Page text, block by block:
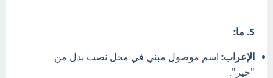
5. ما:
الإعراب: اسم موصول مبني في محل نصب بدل من
"خير".